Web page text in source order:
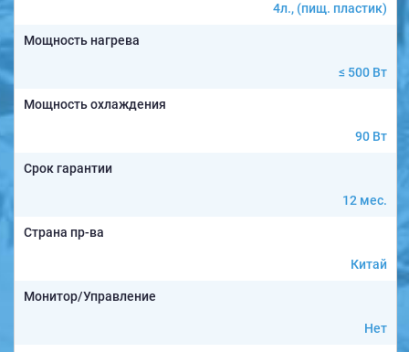
4л., (пищ. пластик)
Мощность нагрева
≤ 500 Вт
Мощность охлаждения
90 Вт
Срок гарантии
12 мес.
Страна пр-ва
Китай
Монитор/Управление
Нет